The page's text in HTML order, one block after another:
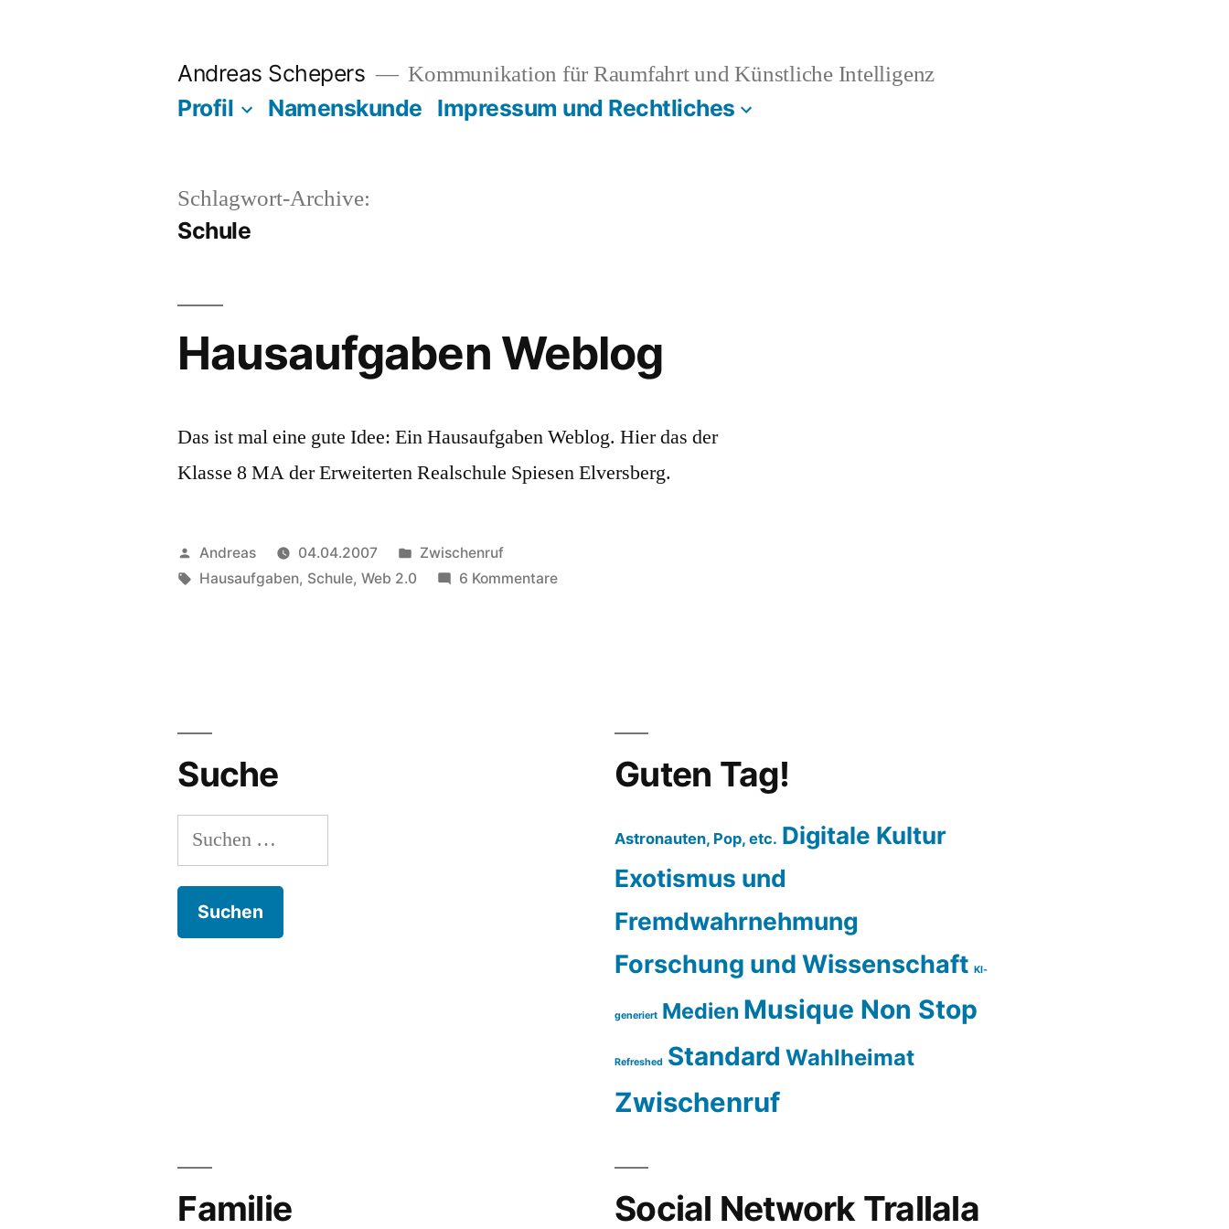
Andreas Schepers Kommunikation für Raumfahrt und Künstliche Intelligenz
Profil Namenskunde Impressum und Rechtliches
Schlagwort-Archive:
Schule
Hausaufgaben Weblog
Das ist mal eine gute Idee: Ein Hausaufgaben Weblog. Hier das der
Klasse 8 MA der Erweiterten Realschule Spiesen Elversberg.
Veröffentlicht
von
Andreas 04.04.2007
Veröffentlicht
Zwischenruf
Schlagwörter:
Hausaufgaben, Schule,Web 2.0 6 Kommentarezu
Suche
Suchen
nach:
Guten Tag!
Astronauten, Pop, etc. Digitale Kultur
Exotismus und
Fremdwahrnehmung
Forschung und Wissenschaft KI-
generiert Medien Musique Non Stop
Refreshed Standard Wahlheimat
Zwischenruf
Familie Social Network Trallala